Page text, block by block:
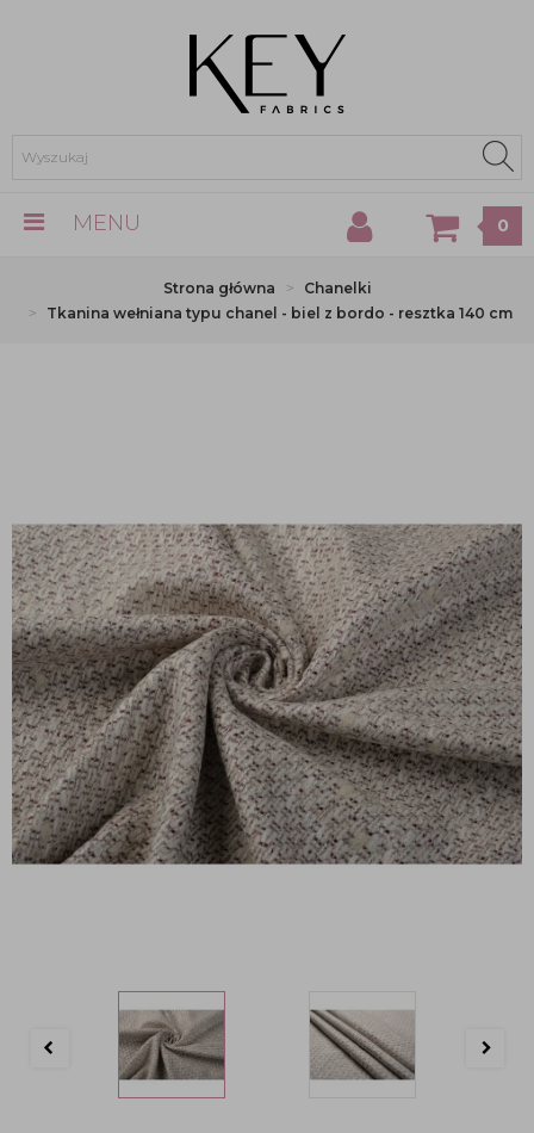
MENU 0
Strona główna
Chanelki
Tkanina wełniana typu chanel - biel z bordo - resztka 140 cm